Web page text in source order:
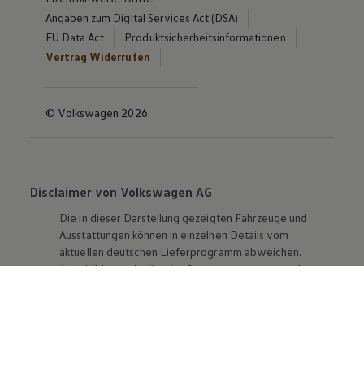
Angaben zum Digital Services Act (DSA)
EU Data Act
Produktsicherheitsinformationen
Vertrag Widerrufen
© Volkswagen 2026
Disclaimer von Volkswagen AG
Die in dieser Darstellung gezeigten Fahrzeuge und
Ausstattungen können in einzelnen Details vom
aktuellen deutschen Lieferprogramm abweichen.
Abgebildet sind teilweise Sonderausstattungen der